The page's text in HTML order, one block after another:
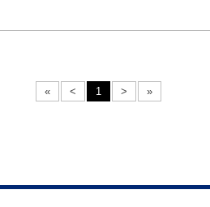
« < 1 > »